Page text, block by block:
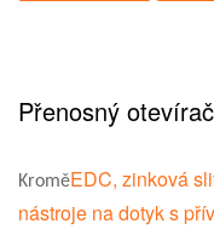
Přenosný
KroměEDC, zinková
nástroje na dotyk s